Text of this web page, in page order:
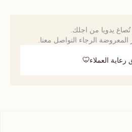
يدويا من اجلك.
الرجاء التواصل معنا.
رعاية العملاء